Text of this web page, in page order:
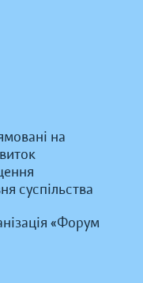
на
суспільства
«Форум